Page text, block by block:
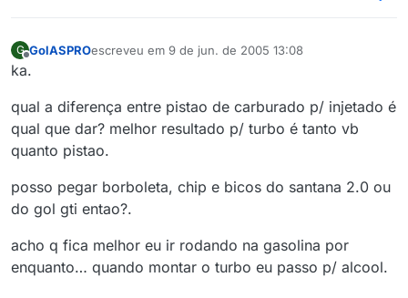
G GolASPROescreveu em 9 de jun. de 2005 13:08
última edição por
ka.
qual a diferença entre pistao de carburado p/ injetado é
qual que dar? melhor resultado p/ turbo é tanto vb
quanto pistao.
posso pegar borboleta, chip e bicos do santana 2.0 ou
do gol gti entao?.
acho q fica melhor eu ir rodando na gasolina por
enquanto… quando montar o turbo eu passo p/ alcool.